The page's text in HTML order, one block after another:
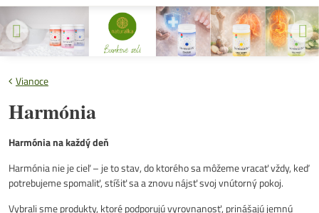
Vianoce
Harmónia
Harmónia na každý deň
Harmónia nie je cieľ – je to stav, do ktorého sa môžeme vracať vždy, keď
potrebujeme spomaliť, stíšiť sa a znovu nájsť svoj vnútorný pokoj.
Vybrali sme produkty, ktoré podporujú vyrovnanosť, prinášajú jemnú